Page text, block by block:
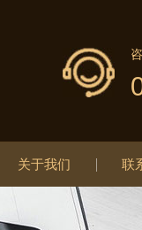
关于我们 联